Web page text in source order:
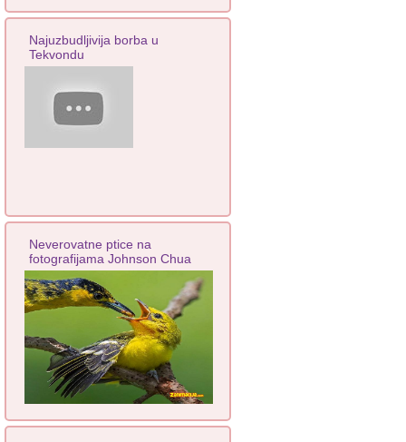
Najuzbudljivija borba u
Tekvondu
Neverovatne ptice na
fotografijama Johnson Chua